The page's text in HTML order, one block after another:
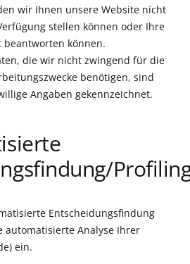
wir Ihnen unsere Website nicht
stellen können oder Ihre
können.
die wir nicht zwingend für die
benötigen, sind
Angaben gekennzeichnet.
Entscheidungsfindung
automatisierte Analyse Ihrer
ein.